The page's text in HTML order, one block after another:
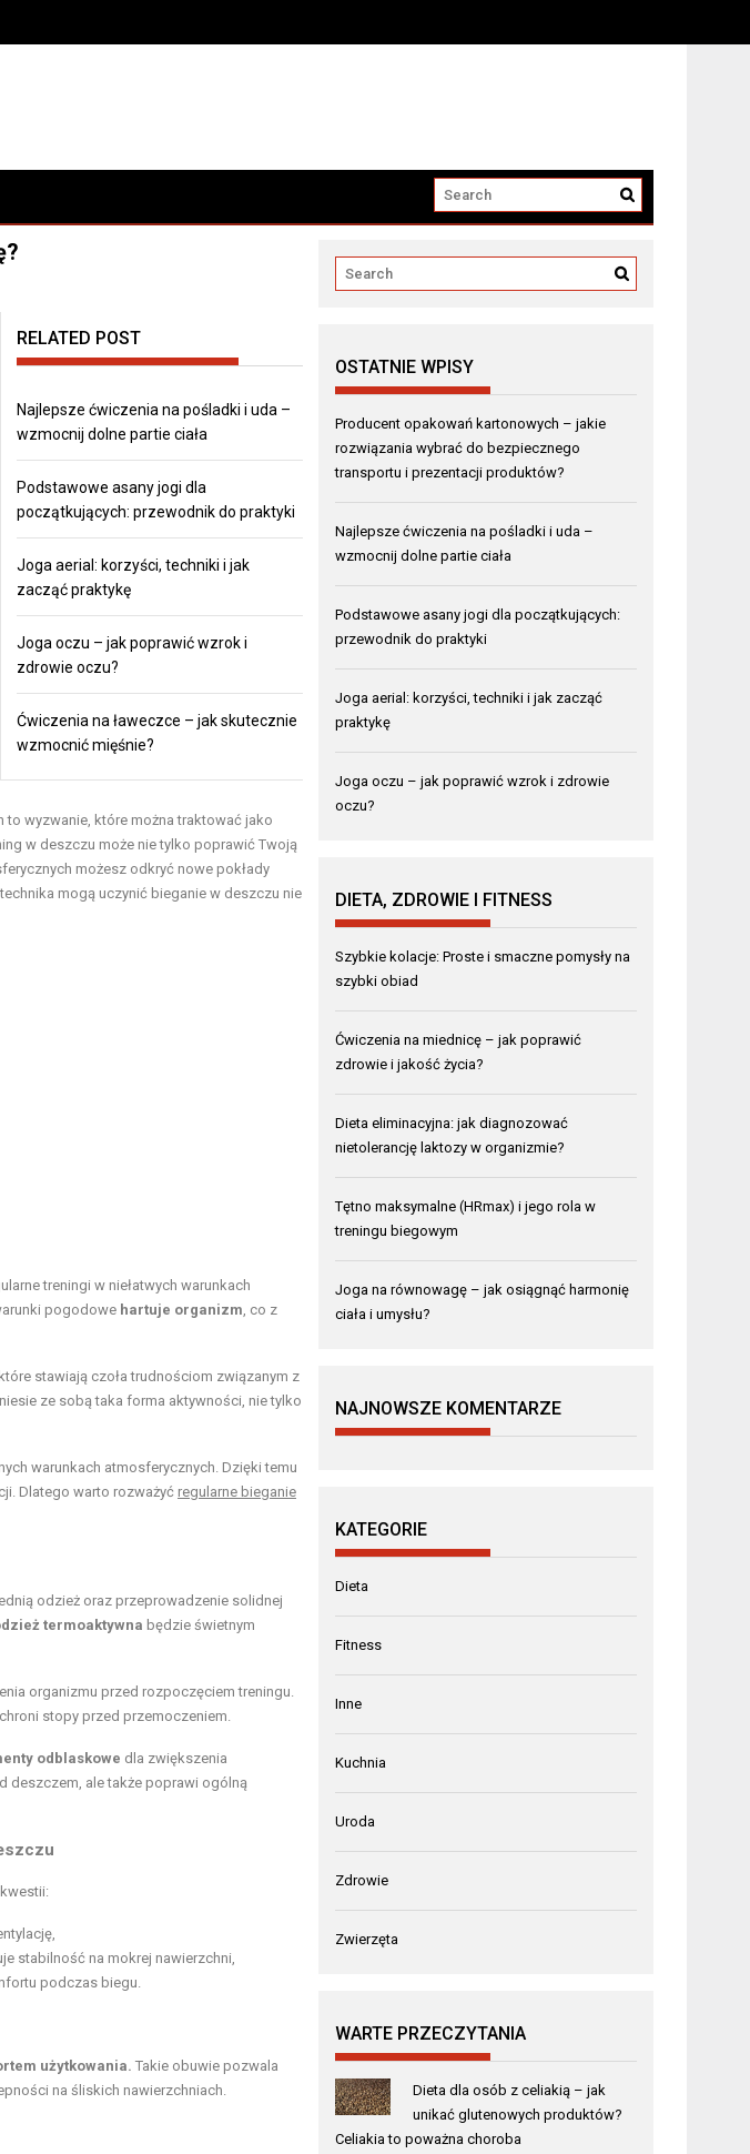
transportu i prezentacji produktów?
RELATED POST
Najlepsze ćwiczenia na pośladki i uda –
wzmocnij dolne partie ciała
Podstawowe asany jogi dla
początkujących: przewodnik do praktyki
Joga aerial: korzyści, techniki i jak
zacząć praktykę
Joga oczu – jak poprawić wzrok i
zdrowie oczu?
Ćwiczenia na ławeczce – jak skutecznie
wzmocnić mięśnie?
wyzwanie, które można traktować jako
w deszczu może nie tylko poprawić Twoją
możesz odkryć nowe pokłady
mogą uczynić bieganie w deszczu nie
treningi w niełatwych warunkach
pogodowe hartuje organizm, co z
stawiają czoła trudnościom związanym z
ze sobą taka forma aktywności, nie tylko
warunkach atmosferycznych. Dzięki temu
Dlatego warto rozważyć regularne bieganie
odzież oraz przeprowadzenie solidnej
termoaktywna będzie świetnym
organizmu przed rozpoczęciem treningu.
stopy przed przemoczeniem.
odblaskowe dla zwiększenia
deszczem, ale także poprawi ogólną
stabilność na mokrej nawierzchni,
podczas biegu.
użytkowania. Takie obuwie pozwala
na śliskich nawierzchniach.
OSTATNIE WPISY
Producent opakowań kartonowych – jakie
rozwiązania wybrać do bezpiecznego
transportu i prezentacji produktów?
Najlepsze ćwiczenia na pośladki i uda –
wzmocnij dolne partie ciała
Podstawowe asany jogi dla początkujących:
przewodnik do praktyki
Joga aerial: korzyści, techniki i jak zacząć
praktykę
Joga oczu – jak poprawić wzrok i zdrowie
oczu?
DIETA, ZDROWIE I FITNESS
Szybkie kolacje: Proste i smaczne pomysły na
szybki obiad
Ćwiczenia na miednicę – jak poprawić
zdrowie i jakość życia?
Dieta eliminacyjna: jak diagnozować
nietolerancję laktozy w organizmie?
Tętno maksymalne (HRmax) i jego rola w
treningu biegowym
Joga na równowagę – jak osiągnąć harmonię
ciała i umysłu?
NAJNOWSZE KOMENTARZE
KATEGORIE
Dieta
Fitness
Inne
Kuchnia
Uroda
Zdrowie
Zwierzęta
WARTE PRZECZYTANIA
Dieta dla osób z celiakią – jak
unikać glutenowych produktów?
Celiakia to poważna choroba